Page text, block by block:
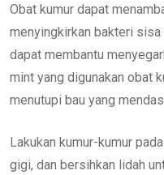
Obat kumur dapat
menyingkirkan bakteri sisa
dapat membantu
mint yang digunakan obat
menutupi bau yang
Lakukan kumur-kumur
gigi, dan bersihkan lidah